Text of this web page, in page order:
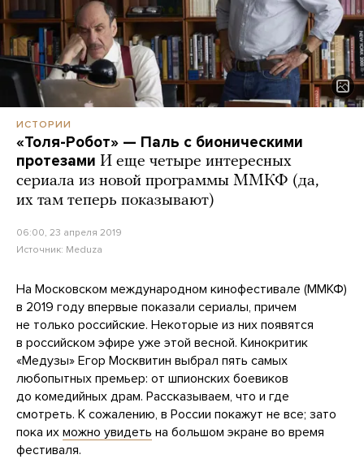
ИСТОРИИ
«Толя-Робот» — Паль с бионическими
протезами И еще четыре интересных
сериала из новой программы ММКФ (да,
их там теперь показывают)
06:00, 23 апреля 2019
Источник: Meduza
На Московском международном кинофестивале (ММКФ)
в 2019 году впервые показали сериалы, причем
не только российские. Некоторые из них появятся
в российском эфире уже этой весной. Кинокритик
«Медузы» Егор Москвитин выбрал пять самых
любопытных премьер: от шпионских боевиков
до комедийных драм. Рассказываем, что и где
смотреть. К сожалению, в России покажут не все; зато
пока их можно увидеть на большом экране во время
фестиваля.